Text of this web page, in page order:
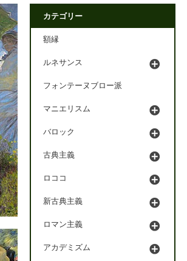
カテゴリー
額縁
ルネサンス
フォンテーヌブロー派
マニエリスム
バロック
古典主義
ロココ
新古典主義
ロマン主義
アカデミズム